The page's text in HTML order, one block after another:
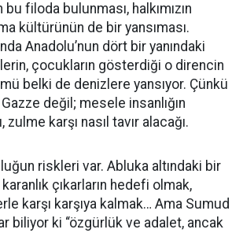
filoda bulunması, halkımızın
kültürünün de bir yansıması.
Anadolu’nun dört bir yanındaki
çocukların gösterdiği o direncin
belki de denizlere yansıyor. Çünkü
değil; mesele insanlığın
zulme karşı nasıl tavır alacağı.
riskleri var. Abluka altındaki bir
çıkarların hedefi olmak,
karşı karşıya kalmak… Ama Sumud
biliyor ki “özgürlük ve adalet, ancak